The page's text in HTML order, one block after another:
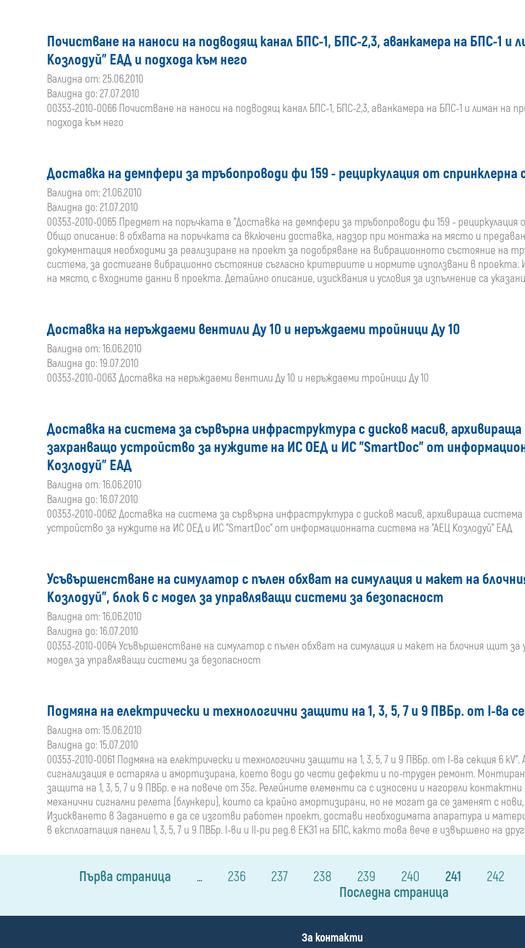
Почистване на наноси на подводящ канал БПС-1, БПС-2,3, аванкамера на БПС-1 и
Козлодуй” ЕАД и подхода към него
Валидна от: 25.06.2010
Валидна до: 27.07.2010
00353-2010-0066 Почистване на наноси на подводящ канал БПС-1, БПС-2,3, аванкамера на БПС-1 и лиман на
подхода към него
Доставка на демпфери за тръбопроводи фи 159 - рециркулация от спринклерна
Валидна от: 21.06.2010
Валидна до: 21.07.2010
00353-2010-0065 Предмет на поръчката е "Доставка на демпфери за тръбопроводи фи 159 - рециркулация
Общо описание: в обхвата на поръчката са включени доставка, надзор при монтажа на място и
документация необходими за реализиране на проект за подобряване на вибрационното състояние на
система, за достигане вибрационно състояние съгласно критериите и нормите използвани в проекта.
на място, с входните данни в проекта. Детайлно описание, изисквания и условия за изпълнение са
Доставка на неръждаеми вентили Ду 10 и неръждаеми тройници Ду 10
Валидна от: 16.06.2010
Валидна до: 19.07.2010
00353-2010-0063 Доставка на неръждаеми вентили Ду 10 и неръждаеми тройници Ду 10
Доставка на система за сървърна инфраструктура с дисков масив,
захранващо устройство за нуждите на ИС ОЕД и ИС "SmartDoc" от
Козлодуй" ЕАД
Валидна от: 16.06.2010
Валидна до: 16.07.2010
00353-2010-0062 Доставка на система за сървърна инфраструктура с дисков масив, архивираща
устройство за нуждите на ИС ОЕД и ИС "SmartDoc" от информационната система на "АЕЦ Козлодуй" ЕАД
Усъвършенстване на симулатор с пълен обхват на симулация и макет на
Козлодуй", блок 6 с модел за управляващи системи за безопасност
Валидна от: 16.06.2010
Валидна до: 16.07.2010
00353-2010-0064 Усъвършенстване на симулатор с пълен обхват на симулация и макет на блочния щит за
модел за управляващи системи за безопасност
Подмяна на електрически и технологични защити на 1, 3, 5, 7 и 9 ПВБр. от I-ва
Валидна от: 15.06.2010
Валидна до: 15.07.2010
00353-2010-0061 Подмяна на електрически и технологични защити на 1, 3, 5, 7 и 9 ПВБр. от I-ва секция 6
сигнализация е остаряла и амортизирана, което води до чести дефекти и по-труден ремонт.
защита на 1, 3, 5, 7 и 9 ПВБр. е на повече от 35г. Релейните елементи са с износени и нагорели
механични сигнални релета (блункери), които са крайно амортизирани, но не могат да се заменят с
Изискването в Заданието е да се изготви работен проект, достави необходимата апаратура и
в експлоатация панели 1, 3, 5, 7 и 9 ПВБр. I-ви и II-ри ред в ЕКЗ1 на БПС, както това вече е извършено на
Първа страница ... 236 237 238 239 240 241
242
Последна страница
П
За контакти